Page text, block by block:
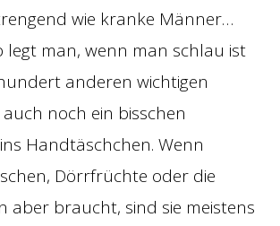
wie kranke Männer…
legt man, wenn man schlau ist
anderen wichtigen
noch ein bisschen
Handtäschchen. Wenn
Dörrfrüchte oder die
aber braucht, sind sie meistens